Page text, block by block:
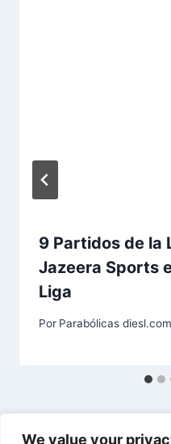
We value your
9 Partidos de la
Jazeera Sports
Liga
Por Parabólicas diesl.com